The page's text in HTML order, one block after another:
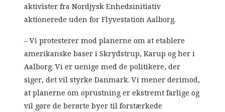
aktivister fra Nordjysk Enhedsinitiativ
aktionerede uden for Flyvestation Aalborg.
– Vi protesterer mod planerne om at etablere
amerikanske baser i Skrydstrup, Karup og her i
Aalborg. Vi er uenige med de politikere, der
siger, det vil styrke Danmark. Vi mener derimod,
at planerne om oprustning er ekstremt farlige og
vil gøre de berørte byer til forstærkede